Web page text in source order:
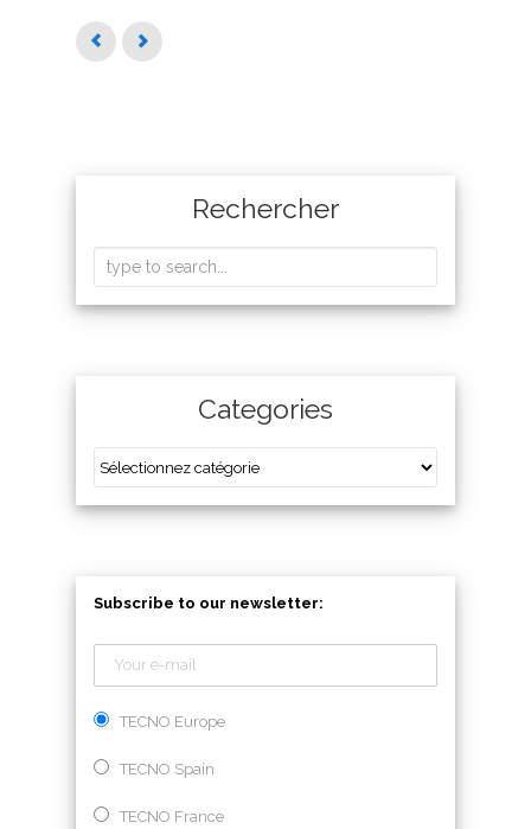
Rechercher
Categories
Subscribe to our newsletter:
TECNO Europe
TECNO Spain
TECNO France